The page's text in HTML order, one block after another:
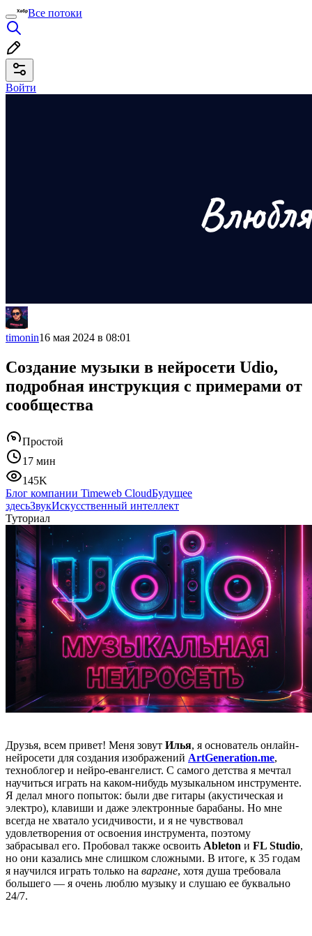
Все потоки
Войти
timonin16 мая 2024 в 08:01
Создание музыки в нейросети Udio,
подробная инструкция с примерами от
сообщества
Простой
17 мин
145K
Блог компании Timeweb CloudБудущее
здесьЗвукИскусственный интеллект
Туториал
Друзья, всем привет! Меня зовут Илья, я основатель онлайн-
нейросети для создания изображений ArtGeneration.me,
техноблогер и нейро-евангелист. С самого детства я мечтал
научиться играть на каком-нибудь музыкальном инструменте.
Я делал много попыток: были две гитары (акустическая и
электро), клавиши и даже электронные барабаны. Но мне
всегда не хватало усидчивости, и я не чувствовал
удовлетворения от освоения инструмента, поэтому
забрасывал его. Пробовал также освоить Ableton и FL Studio,
но они казались мне слишком сложными. В итоге, к 35 годам
я научился играть только на варгане, хотя душа требовала
большего — я очень люблю музыку и слушаю ее буквально
24/7.